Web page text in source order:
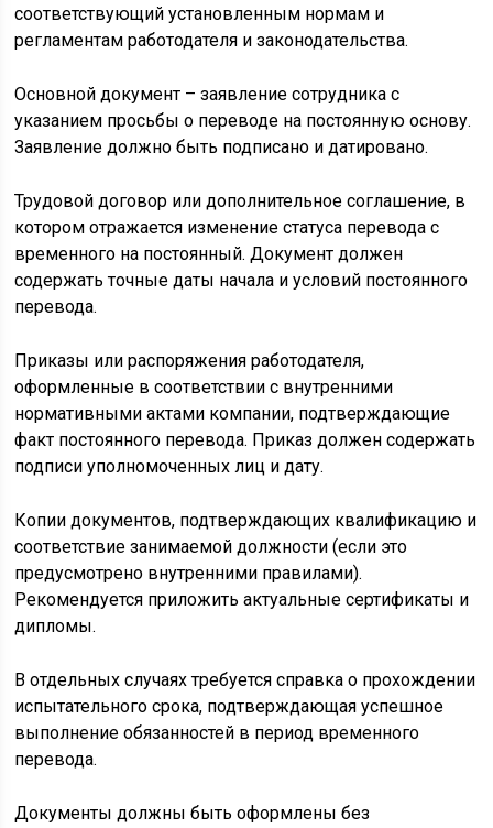
соответствующий установленным нормам и
регламентам работодателя и законодательства.
Основной документ – заявление сотрудника с
указанием просьбы о переводе на постоянную основу.
Заявление должно быть подписано и датировано.
Трудовой договор или дополнительное соглашение, в
котором отражается изменение статуса перевода с
временного на постоянный. Документ должен
содержать точные даты начала и условий постоянного
перевода.
Приказы или распоряжения работодателя,
оформленные в соответствии с внутренними
нормативными актами компании, подтверждающие
факт постоянного перевода. Приказ должен содержать
подписи уполномоченных лиц и дату.
Копии документов, подтверждающих квалификацию и
соответствие занимаемой должности (если это
предусмотрено внутренними правилами).
Рекомендуется приложить актуальные сертификаты и
дипломы.
В отдельных случаях требуется справка о прохождении
испытательного срока, подтверждающая успешное
выполнение обязанностей в период временного
перевода.
Документы должны быть оформлены без